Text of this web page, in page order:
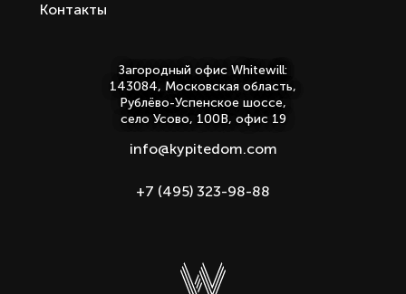
Контакты
Загородный офис Whitewill:
143084, Московская область,
Рублёво-Успенское шоссе,
село Усово, 100В, офис 19
info@kypitedom.com
+7 (495) 323-98-88